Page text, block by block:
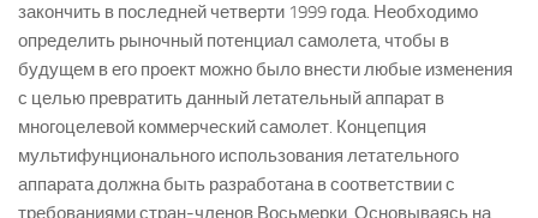
закончить в последней четверти 1999 года. Необходимо
определить рыночный потенциал самолета, чтобы в
будущем в его проект можно было внести любые изменения
с целью превратить данный летательный аппарат в
многоцелевой коммерческий самолет. Концепция
мультифунционального использования летательного
аппарата должна быть разработана в соответствии с
требованиями стран-членов Восьмерки. Основываясь на